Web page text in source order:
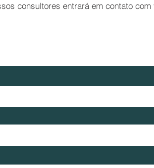
consultores entrará em contato com